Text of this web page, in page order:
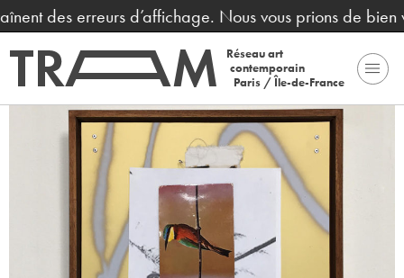
des erreurs d’affichage. Nous vous prions de bien
Réseau art
contemporain
Paris / Île-de-France